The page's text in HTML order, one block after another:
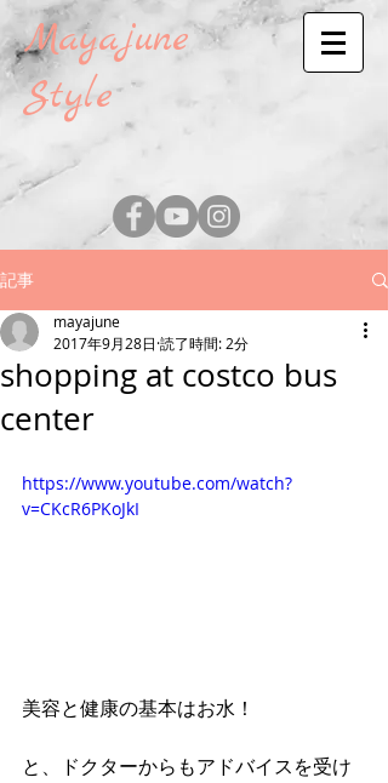
Mayajune
Style
記事
shopping at costco bus
center
mayajune
2017年9月28日 読了時間: 2分
https://www.youtube.com/watch?
v=CKcR6PKoJkI
美容と健康の基本はお水！
と、ドクターからもアドバイスを受け